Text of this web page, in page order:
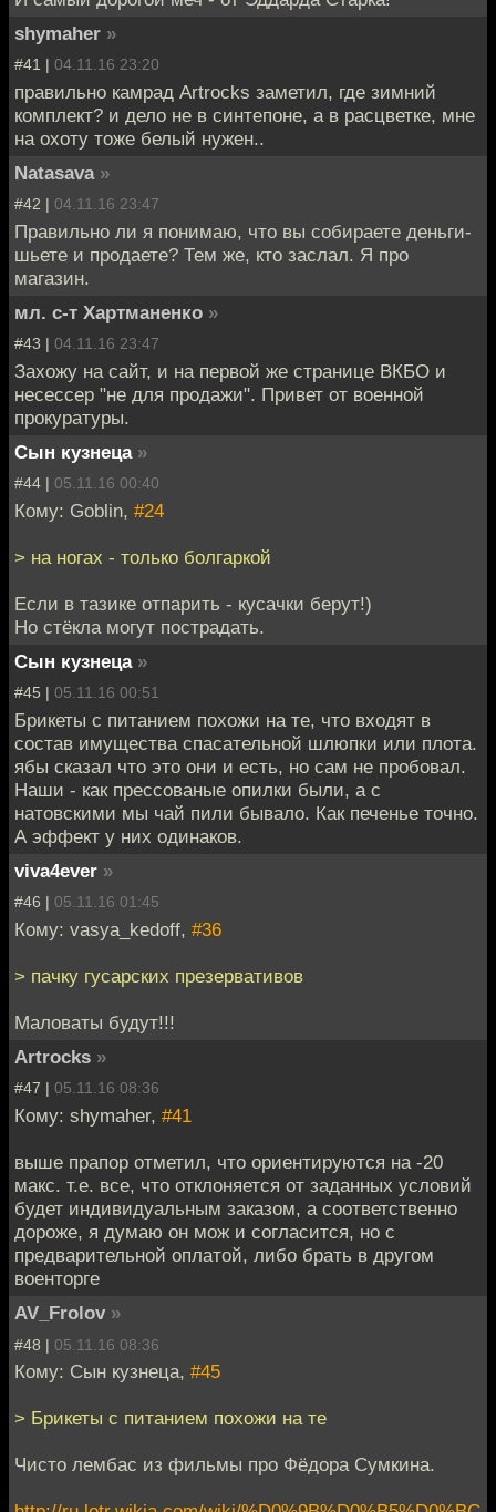
shymaher »
#41 | 04.11.16 23:20
правильно камрад Artrocks заметил, где зимний
комплект? и дело не в синтепоне, а в расцветке, мне
на охоту тоже белый нужен..
Natasava »
#42 | 04.11.16 23:47
Правильно ли я понимаю, что вы собираете деньги-
шьете и продаете? Тем же, кто заслал. Я про
магазин.
мл. с-т Хартманенко »
#43 | 04.11.16 23:47
Захожу на сайт, и на первой же странице ВКБО и
несессер "не для продажи". Привет от военной
прокуратуры.
Сын кузнеца »
#44 | 05.11.16 00:40
Кому: Goblin, #24
> на ногах - только болгаркой
Если в тазике отпарить - кусачки берут!)
Но стёкла могут пострадать.
Сын кузнеца »
#45 | 05.11.16 00:51
Брикеты с питанием похожи на те, что входят в
состав имущества спасательной шлюпки или плота.
ябы сказал что это они и есть, но сам не пробовал.
Наши - как прессованые опилки были, а с
натовскими мы чай пили бывало. Как печенье точно.
А эффект у них одинаков.
viva4ever »
#46 | 05.11.16 01:45
Кому: vasya_kedoff, #36
> пачку гусарских презервативов
Маловаты будут!!!
Artrocks »
#47 | 05.11.16 08:36
Кому: shymaher, #41
выше прапор отметил, что ориентируются на -20
макс. т.е. все, что отклоняется от заданных условий
будет индивидуальным заказом, а соответственно
дороже, я думаю он мож и согласится, но с
предварительной оплатой, либо брать в другом
военторге
AV_Frolov »
#48 | 05.11.16 08:36
Кому: Сын кузнеца, #45
> Брикеты с питанием похожи на те
Чисто лембас из фильмы про Фёдора Сумкина.